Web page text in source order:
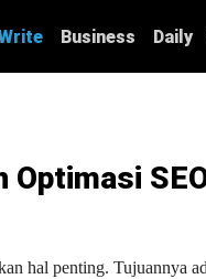
Business Daily
Optimasi
hal penting. Tujuannya